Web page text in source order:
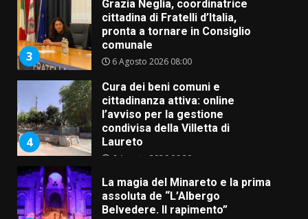
3
Grazia Neglia, coordinatrice
cittadina di Fratelli d’Italia,
pronta a tornare in Consiglio
comunale
6 Agosto 2026 08:00
4
Cura dei beni comuni e
cittadinanza attiva: online
l’avviso per la gestione
condivisa della Villetta di
Laureto
6 Agosto 2026 06:20
La magia del Minareto e la prima
assoluta de “L’Albergo
Belvedere. Il rapimento”